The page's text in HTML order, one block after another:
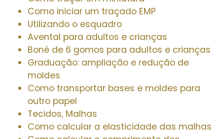
Como iniciar um traçado EMP
Utilizando o esquadro
Avental para adultos e crianças
Boné de 6 gomos para adultos e crianças
Graduação: ampliação e redução de
moldes
Como transportar bases e moldes para
outro papel
Tecidos, Malhas
Como calcular a elasticidade das malhas